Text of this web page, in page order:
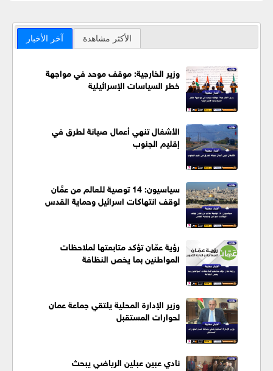
آخر الأخبار الأكثر مشاهدة
وزير الخارجية: موقف موحد في مواجهة
خطر السياسات الإسرائيلية
الأشغال تنهي أعمال صيانة لطرق في
إقليم الجنوب
سياسيون: 14 توصية للعالم من عمَّان
لوقف انتهاكات اسرائيل وحماية القدس
رؤية عمّان تؤكد متابعتها لملاحظات
المواطنين بما يخص النظافة
وزير الإدارة المحلية يلتقي جماعة عمان
لحوارات المستقبل
نادي عبين عبلين الرياضي يبحث